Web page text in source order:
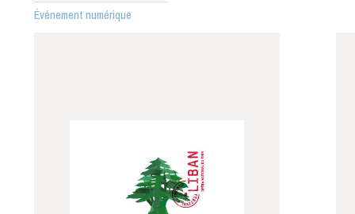
Die OnR mit euch
Führungen durch die Oper
Événement numérique